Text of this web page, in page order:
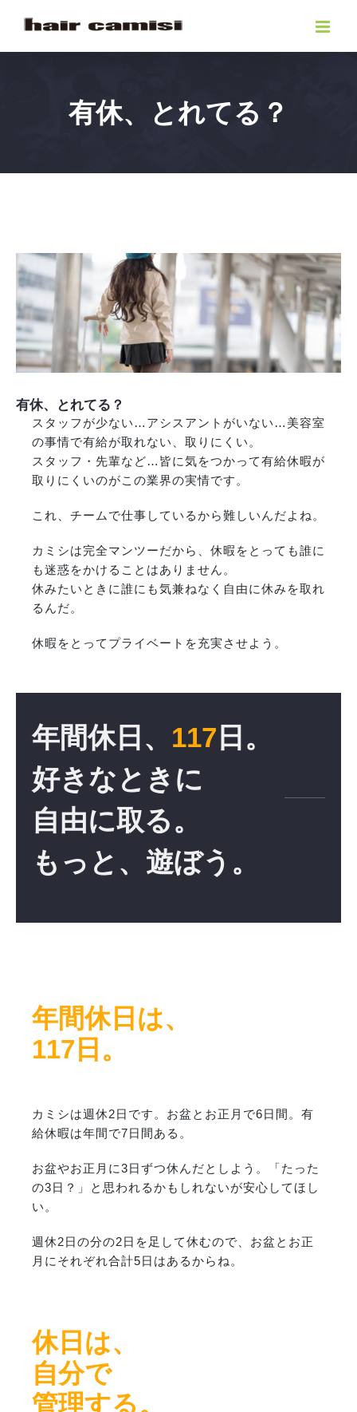
有休、とれてる？
View
Larger
Image
有休、とれてる？
スタッフが少ない…アシスアントがいない…美容室
の事情で有給が取れない、取りにくい。
スタッフ・先輩など…皆に気をつかって有給休暇が
取りにくいのがこの業界の実情です。
これ、チームで仕事しているから難しいんだよね。
カミシは完全マンツーだから、休暇をとっても誰に
も迷惑をかけることはありません。
休みたいときに誰にも気兼ねなく自由に休みを取れ
るんだ。
休暇をとってプライベートを充実させよう。
年間休日、 117 日。
好きなときに
自由に取る。
もっと、遊ぼう。
年間休日は、
117日。
カミシは週休2日です。お盆とお正月で6日間。有
給休暇は年間で7日間ある。
お盆やお正月に3日ずつ休んだとしよう。「たった
の3日？」と思われるかもしれないが安心してほし
い。
週休2日の分の2日を足して休むので、お盆とお正
月にそれぞれ合計5日はあるからね。
休日は、
自分で
管理する。